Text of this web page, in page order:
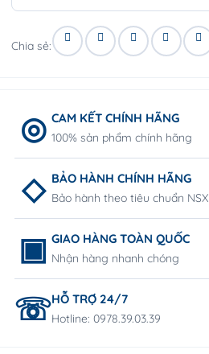
Chia sẻ:
CAM KẾT CHÍNH HÃNG
100% sản phẩm chính hãng
BẢO HÀNH CHÍNH HÃNG
Bảo hành theo tiêu chuẩn NSX
GIAO HÀNG TOÀN QUỐC
Nhận hàng nhanh chóng
HỖ TRỢ 24/7
Hotline: 0978.39.03.39